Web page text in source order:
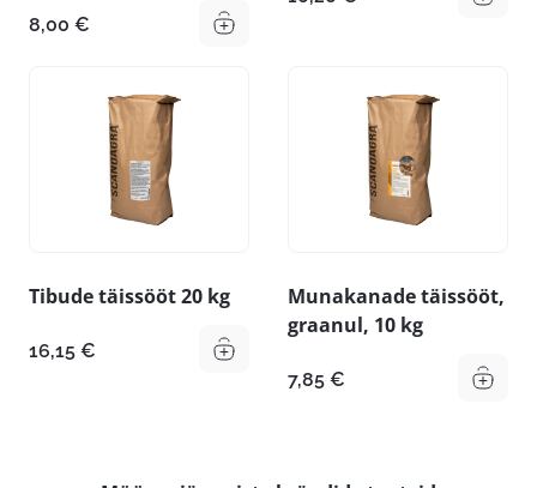
8,00 €
Tibude täissööt 20 kg
16,15 €
Munakanade täissööt,
graanul, 10 kg
7,85 €